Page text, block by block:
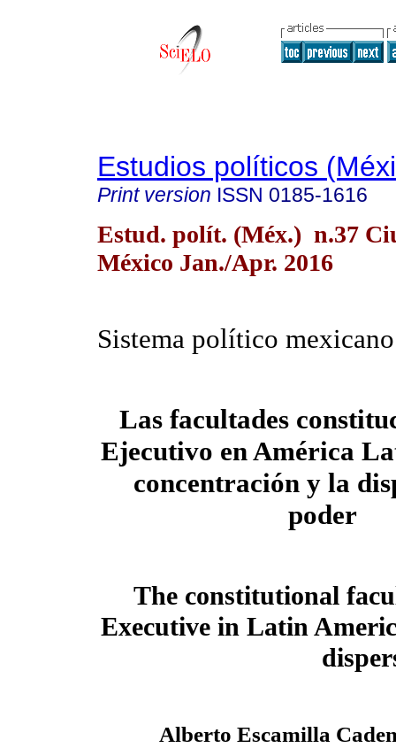
Estudios políticos
Print version ISSN 0185-1616
Estud. polít. (Méx.) n.37
México Jan./Apr. 2016
Sistema político mexicano
Las facultades
Ejecutivo en América
concentración y la
poder
The constitutional
Executive in Latin
Alberto Escamilla